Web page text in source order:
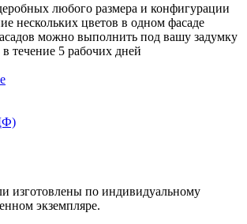
любого размера и конфигурации
нескольких цветов в одном фасаде
можно выполнить под вашу задумку
в течение 5 рабочих дней
изготовлены по индивидуальному
экземпляре.